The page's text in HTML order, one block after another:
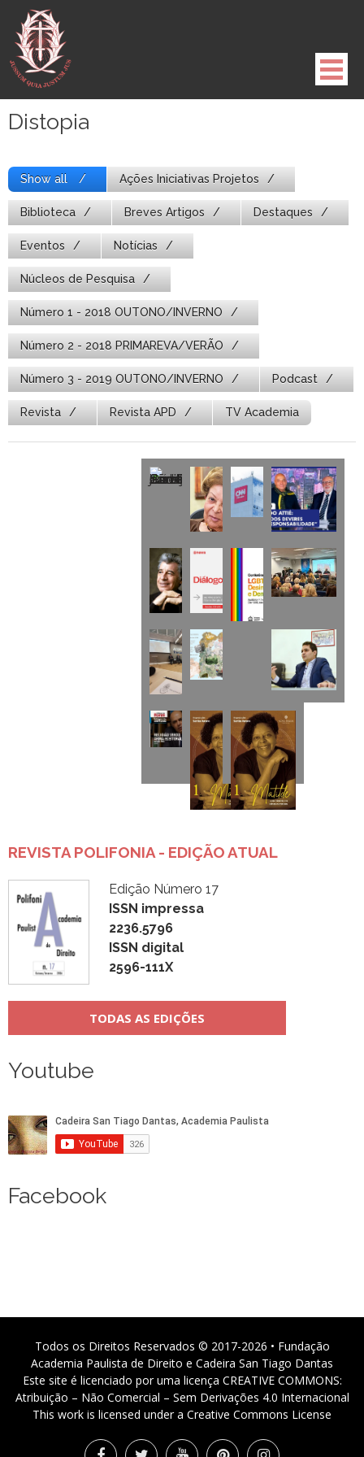
para
conteúdo
Distopia
Show all Ações Iniciativas Projetos
Biblioteca Breves Artigos Destaques
Eventos Notícias
Núcleos de Pesquisa
Número 1 - 2018 OUTONO/INVERNO
Número 2 - 2018 PRIMAREVA/VERÃO
Número 3 - 2019 OUTONO/INVERNO Podcast
Revista Revista APD TV Academia
REVISTA POLIFONIA - EDIÇÃO ATUAL
Edição Número 17
ISSN impressa
2236.5796
ISSN digital
2596-111X
TODAS AS EDIÇÕES
Youtube
Facebook
Todos os Direitos Reservados © 2017-2026 • Fundação
Academia Paulista de Direito e Cadeira San Tiago Dantas
Este site é licenciado por uma licença CREATIVE COMMONS:
Atribuição – Não Comercial – Sem Derivações 4.0 Internacional
This work is licensed under a Creative Commons License